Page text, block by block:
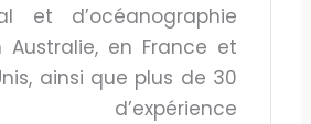
et d’océanographie
Australie, en France et
ainsi que plus de 30
d’expérience